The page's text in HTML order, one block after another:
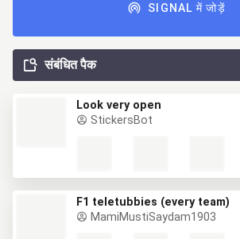
SIGNAL में जोड़ें
संबंधित पैक
Look very open
StickersBot
F1 teletubbies (every team)
MamiMustiSaydam1903